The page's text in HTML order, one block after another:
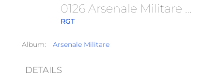
0126 Arsenale Militare Marittimo
RGT
Album: Arsenale Militare
DETAILS